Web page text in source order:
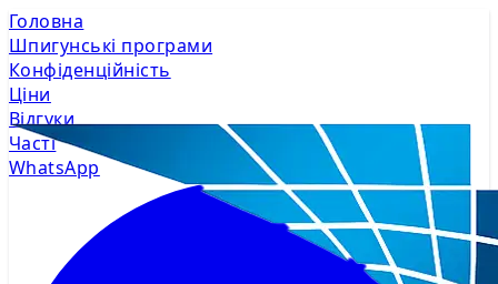
Головна
Шпигунські програми
Конфіденційність
Ціни
Відгуки
Часті
WhatsApp